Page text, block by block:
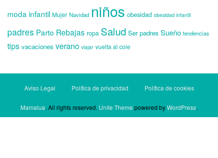
moda infantil Mujer Navidad niños obesidad obesidad infantil
padres Parto Rebajas ropa Salud Ser padres Sueño tendencias
tips vacaciones verano viajar vuelta al cole
Aviso Legal Política de privacidad Política de cookies
Mamalua. All rights reserved. Unite Themepowered byWordPress.